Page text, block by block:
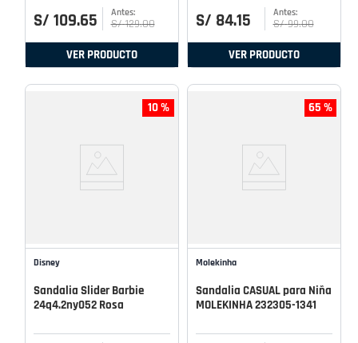
S/ 109.65 S/ 129.00
VER PRODUCTO
S/ 84.15 S/ 99.00
VER PRODUCTO
10 %
Disney
Sandalia Slider Barbie
24q4.2ny052 Rosa
65 %
Molekinha
Sandalia CASUAL para Niña
MOLEKINHA 232305-1341